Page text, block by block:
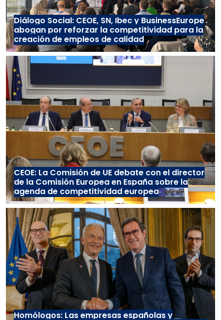
Diálogo Social: CEOE, SN, Ibec y BusinessEurope
abogan por reforzar la competitividad para la
creación de empleos de calidad
CEOE: La Comisión de UE debate con el director
de la Comisión Europea en España sobre la
agenda de competitividad europea
Homólogos: Las empresas españolas y